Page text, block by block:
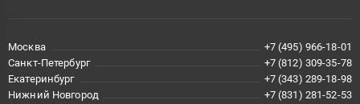
Москва
+7 (495) 966-18-01
Санкт-Петербург
+7 (812) 309-35-78
Екатеринбург
+7 (343) 289-18-98
Нижний Новгород
+7 (831) 281-52-53